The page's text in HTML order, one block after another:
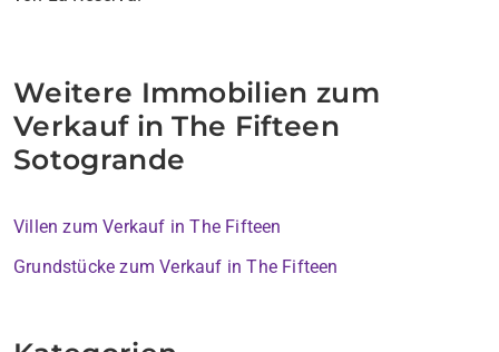
Weitere Immobilien zum
Verkauf in The Fifteen
Sotogrande
Villen zum Verkauf in The Fifteen
Grundstücke zum Verkauf in The Fifteen